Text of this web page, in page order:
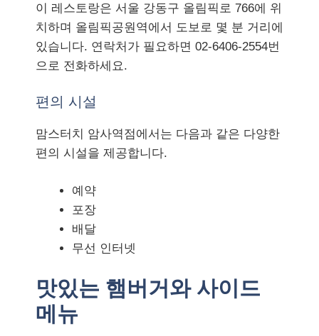
이 레스토랑은 서울 강동구 올림픽로 766에 위
치하며 올림픽공원역에서 도보로 몇 분 거리에
있습니다. 연락처가 필요하면 02-6406-2554번
으로 전화하세요.
편의 시설
맘스터치 암사역점에서는 다음과 같은 다양한
편의 시설을 제공합니다.
예약
포장
배달
무선 인터넷
맛있는 햄버거와 사이드
메뉴